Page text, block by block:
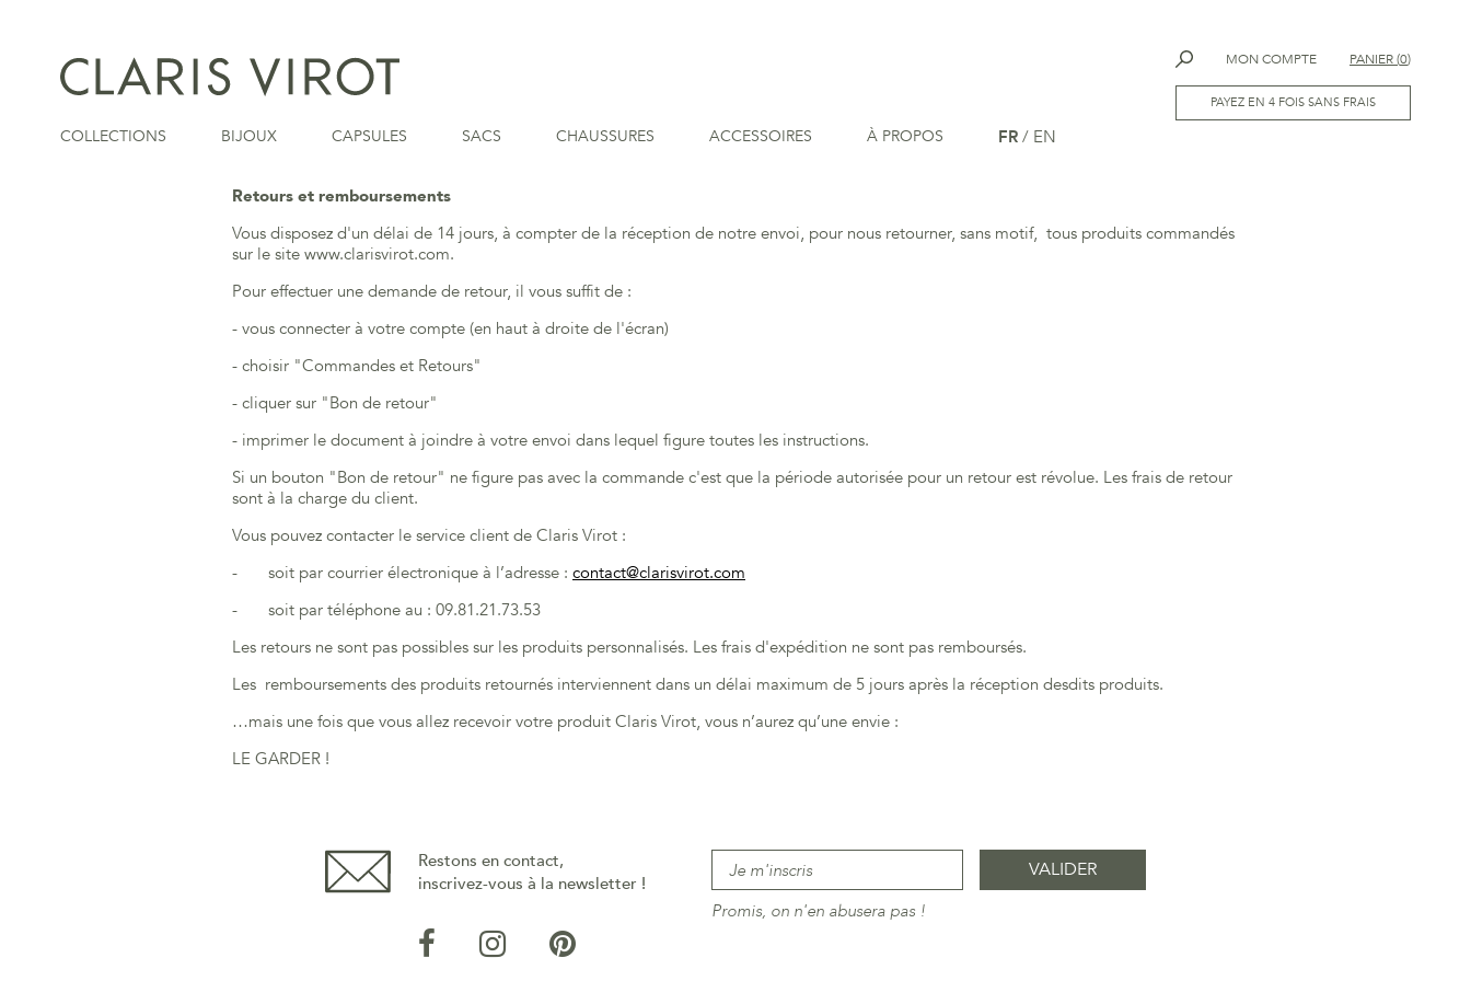
MON COMPTE PANIER(0)
PAYEZ EN 4 FOIS SANS FRAIS
COLLECTIONS BIJOUX CAPSULES SACS CHAUSSURES ACCESSOIRES À PROPOS FR / EN
Retours et remboursements
Vous disposez d'un délai de 14 jours, à compter de la réception de notre envoi, pour nous retourner, sans motif, tous produits commandés
sur le site www.clarisvirot.com.
Pour effectuer une demande de retour, il vous suffit de :
- vous connecter à votre compte (en haut à droite de l'écran)
- choisir "Commandes et Retours"
- cliquer sur "Bon de retour"
- imprimer le document à joindre à votre envoi dans lequel figure toutes les instructions.
Si un bouton "Bon de retour" ne figure pas avec la commande c'est que la période autorisée pour un retour est révolue. Les frais de retour
sont à la charge du client.
Vous pouvez contacter le service client de Claris Virot :
- soit par courrier électronique à l’adresse : contact@clarisvirot.com
- soit par téléphone au : 09.81.21.73.53
Les retours ne sont pas possibles sur les produits personnalisés. Les frais d'expédition ne sont pas remboursés.
Les remboursements des produits retournés interviennent dans un délai maximum de 5 jours après la réception desdits produits.
…mais une fois que vous allez recevoir votre produit Claris Virot, vous n’aurez qu’une envie :
LE GARDER !
Restons en contact,
inscrivez-vous à la newsletter !
Promis, on n'en abusera pas !